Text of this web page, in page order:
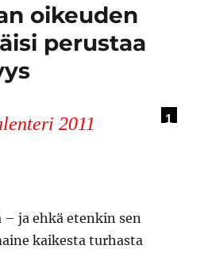
oikeuden
perustaa
1
2011
ja ehkä etenkin sen
kaikesta turhasta